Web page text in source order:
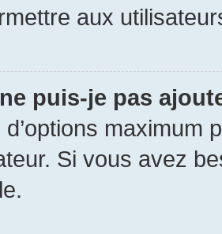
aux
puis-je pas
maximum
Si vous avez